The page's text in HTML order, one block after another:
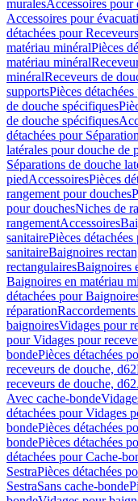
muralesAccessoires pour
Accessoires pour
détachées pour
matériau minéralPièces
matériau minéral
minéralReceveurs de
supportsPièces
de douche spécifiques
de douche spécifiques
détachées pour
latérales pour douche de
Séparations de douche
piedAccessoiresPièces
rangement pour douches
pour douchesNiches de
rangementAccessoires
sanitairePièces
sanitaireBaignoires
rectangulairesBaignoires
Baignoires en matériau
détachées pour
réparation
baignoiresVidages pour
pour Vidages pour
bondePièces détachées
receveurs de douche, d62
receveurs de douche, d62
Avec cache-bonde
détachées pour Vidages
bondePièces détachées
bondePièces détachées
détachées pour Cache-
SestraPièces détachées
SestraSans cache-bonde